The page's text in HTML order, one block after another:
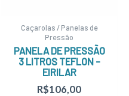
Caçarolas / Panelas de
Pressão
PANELA DE PRESSÃO
3 LITROS TEFLON –
EIRILAR
R$106,00